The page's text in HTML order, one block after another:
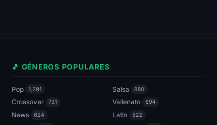
🎵 GÉNEROS POPULARES
Pop 1,291 Salsa 880
Crossover 731 Vallenato 694
News 624 Latin 522